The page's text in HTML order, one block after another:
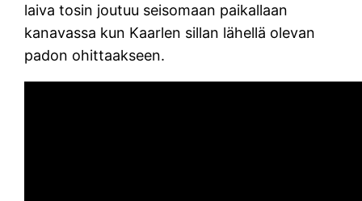
laiva tosin joutuu seisomaan paikallaan
kanavassa kun Kaarlen sillan lähellä olevan
padon ohittaakseen.